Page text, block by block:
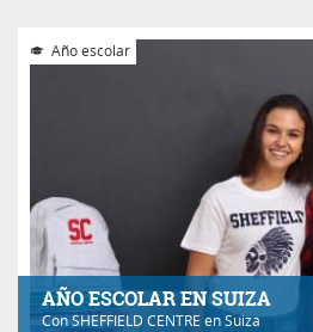
AÑO ESCOLAR EN SUIZA
ConSHEFFIELD CENTRE en Suiza
Año escolar